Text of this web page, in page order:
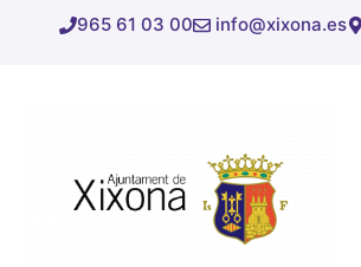
965 61 03 00 info@xixona.es